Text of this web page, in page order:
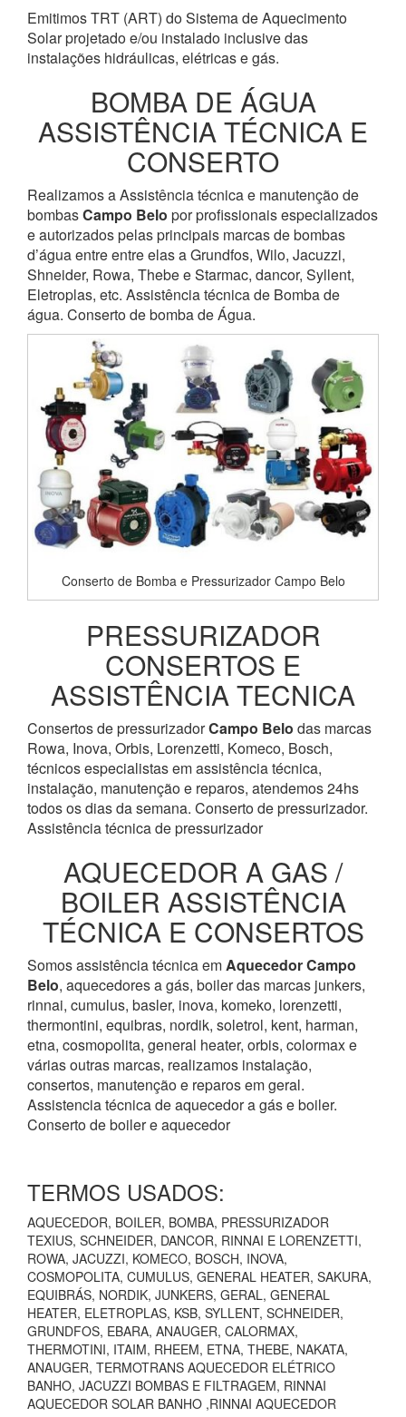
Emitimos TRT (ART) do Sistema de Aquecimento
Solar projetado e/ou instalado inclusive das
instalações hidráulicas, elétricas e gás.
BOMBA DE ÁGUA
ASSISTÊNCIA TÉCNICA E
CONSERTO
Realizamos a Assistência técnica e manutenção de
bombasCampo Belo por profissionais especializados
e autorizados pelas principais marcas de bombas
d’água entre entre elas a Grundfos, Wilo, Jacuzzi,
Shneider, Rowa, Thebe e Starmac, dancor, Syllent,
Eletroplas, etc. Assistência técnica de Bomba de
água. Conserto de bomba de Água.
Conserto de Bomba e Pressurizador Campo Belo
PRESSURIZADOR
CONSERTOS E
ASSISTÊNCIA TECNICA
Consertos de pressurizadorCampo Belo das marcas
Rowa, Inova, Orbis, Lorenzetti, Komeco, Bosch,
técnicos especialistas em assistência técnica,
instalação, manutenção e reparos, atendemos 24hs
todos os dias da semana. Conserto de pressurizador.
Assistência técnica de pressurizador
AQUECEDOR A GAS /
BOILER ASSISTÊNCIA
TÉCNICA E CONSERTOS
Somos assistência técnica emAquecedorCampo
Belo, aquecedores a gás, boiler das marcas junkers,
rinnai, cumulus, basler, inova, komeko, lorenzetti,
thermontini, equibras, nordik, soletrol, kent, harman,
etna, cosmopolita, general heater, orbis, colormax e
várias outras marcas, realizamos instalação,
consertos, manutenção e reparos em geral.
Assistencia técnica de aquecedor a gás e boiler.
Conserto de boiler e aquecedor
TERMOS USADOS:
AQUECEDOR, BOILER, BOMBA, PRESSURIZADOR
TEXIUS, SCHNEIDER, DANCOR, RINNAI E LORENZETTI,
ROWA, JACUZZI, KOMECO, BOSCH, INOVA,
COSMOPOLITA, CUMULUS, GENERAL HEATER, SAKURA,
EQUIBRÁS, NORDIK, JUNKERS, GERAL, GENERAL
HEATER, ELETROPLAS, KSB, SYLLENT, SCHNEIDER,
GRUNDFOS, EBARA, ANAUGER, CALORMAX,
THERMOTINI, ITAIM, RHEEM, ETNA, THEBE, NAKATA,
ANAUGER, TERMOTRANS AQUECEDOR ELÉTRICO
BANHO, JACUZZI BOMBAS E FILTRAGEM, RINNAI
AQUECEDOR SOLAR BANHO ,RINNAI AQUECEDOR